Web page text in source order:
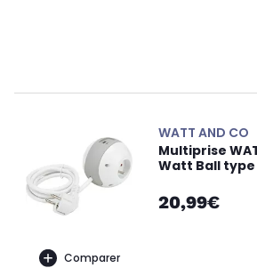
Comparer
WATT AND CO
Multiprise
Watt Ball type
20,99€